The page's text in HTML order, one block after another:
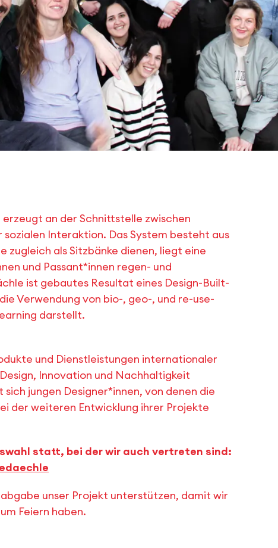
an der Schnittstelle zwischen
Interaktion. Das System besteht aus
als Sitzbänke dienen, liegt eine
und Passant*innen regen- und
ist gebautes Resultat eines Design-Built-
Verwendung von bio-, geo-, und re-use-
darstellt.
und Dienstleistungen internationaler
Innovation und Nachhaltigkeit
jungen Designer*innen, von denen die
der weiteren Entwicklung ihrer Projekte
statt, bei der wir auch vertreten sind:
unser Projekt unterstützen, damit wir
Feiern haben.